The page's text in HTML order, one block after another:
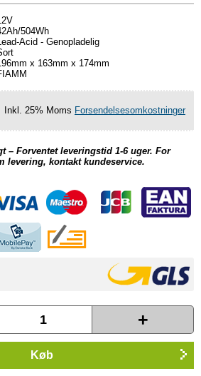
504Wh
Acid - Genopladelig
x 163mm x 174mm
Inkl. 25% Moms Forsendelsesomkostninger
– Forventet leveringstid 1-6 uger. For
levering, kontakt kundeservice.
+
Køb